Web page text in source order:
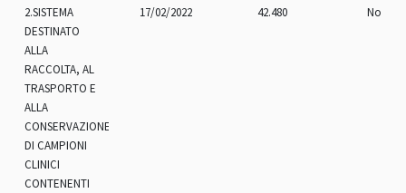
2.SISTEMA
DESTINATO
ALLA
RACCOLTA, AL
TRASPORTO E
ALLA
CONSERVAZIONE
DI CAMPIONI
CLINICI
CONTENENTI
17/02/2022 42.480 No